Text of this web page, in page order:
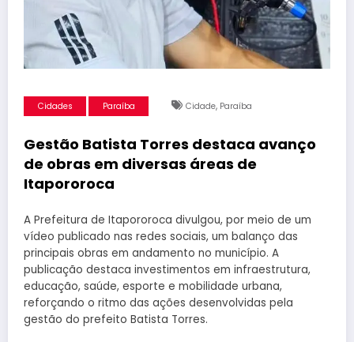
Cidades Paraíba Cidade, Paraíba
Gestão Batista Torres destaca avanço
de obras em diversas áreas de
Itapororoca
A Prefeitura de Itapororoca divulgou, por meio de um
vídeo publicado nas redes sociais, um balanço das
principais obras em andamento no município. A
publicação destaca investimentos em infraestrutura,
educação, saúde, esporte e mobilidade urbana,
reforçando o ritmo das ações desenvolvidas pela
gestão do prefeito Batista Torres.